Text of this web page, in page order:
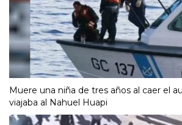
Muere una niña de tres años al caer el
viajaba al Nahuel Huapi